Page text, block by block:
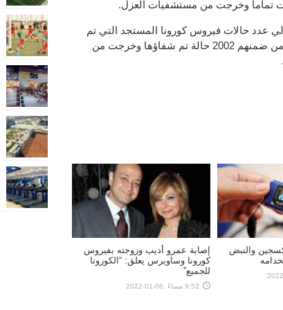
عدد حالات فيروس كورونا المستجد التي تم
تسجيلها في مصر حتى اليوم السبت، هو 8964 حالة من ضمنهم 2002 حالة تم شفاؤها وخرجت من
والنبض
إصابة عمرو أديب وزوجته بفيروس
كورونا وساويرس يعلق: “الكورونا
للجميع”
9:52 مساءً ,06-01-2022